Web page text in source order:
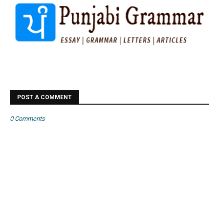
POST A COMMENT
0 Comments